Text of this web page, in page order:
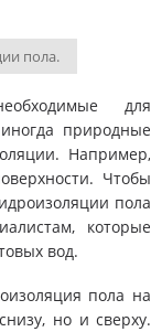
пола.
для
природные
Например,
Чтобы
пола
которые
вод.
пола на
но и сверху.